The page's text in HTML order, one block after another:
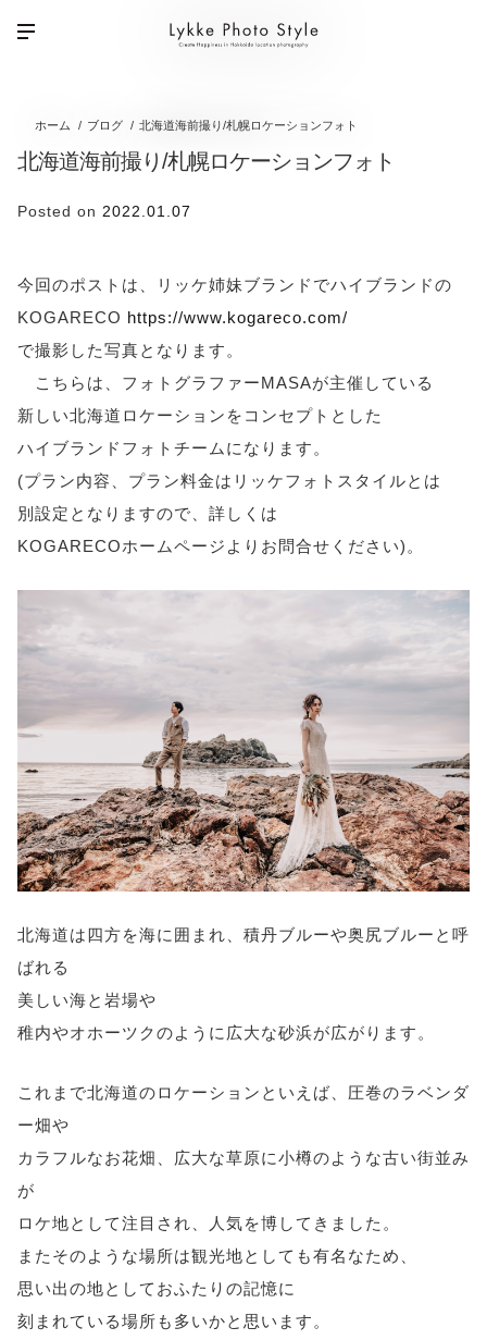
ホーム ブログ 北海道海前撮り/札幌ロケーションフォト
北海道海前撮り/札幌ロケーションフォト
Posted on 2022.01.07
今回のポストは、リッケ姉妹ブランドでハイブランドの
KOGARECO https://www.kogareco.com/
で撮影した写真となります。
こちらは、フォトグラファーMASAが主催している
新しい北海道ロケーションをコンセプトとした
ハイブランドフォトチームになります。
(プラン内容、プラン料金はリッケフォトスタイルとは
別設定となりますので、詳しくは
KOGARECOホームページよりお問合せください)。
北海道は四方を海に囲まれ、積丹ブルーや奥尻ブルーと呼
ばれる
美しい海と岩場や
稚内やオホーツクのように広大な砂浜が広がります。
これまで北海道のロケーションといえば、圧巻のラベンダ
ー畑や
カラフルなお花畑、広大な草原に小樽のような古い街並み
が
ロケ地として注目され、人気を博してきました。
またそのような場所は観光地としても有名なため、
思い出の地としておふたりの記憶に
刻まれている場所も多いかと思います。